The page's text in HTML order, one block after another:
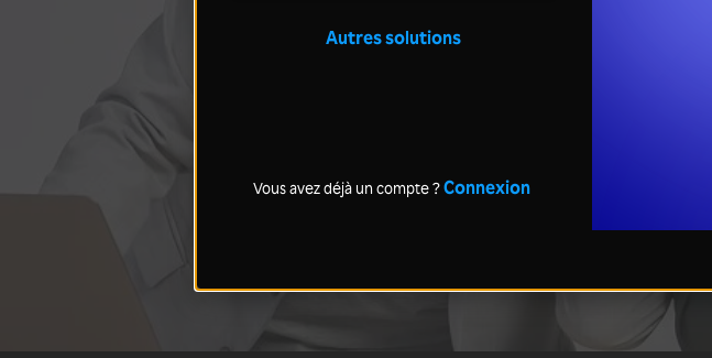
Autres solutions
Vous avez déjà un compte ?Connexion